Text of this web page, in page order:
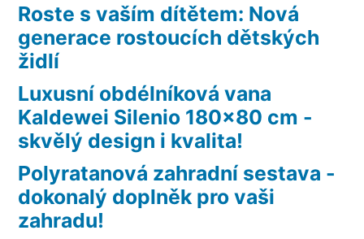
Roste s vaším dítětem: Nová
generace rostoucích dětských
židlí
Luxusní obdélníková vana
Kaldewei Silenio 180×80 cm -
skvělý design i kvalita!
Polyratanová zahradní sestava -
dokonalý doplněk pro vaši
zahradu!